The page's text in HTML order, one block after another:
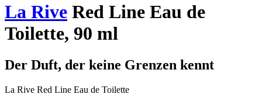
La Rive Red Line Eau de
Toilette, 90 ml
Der Duft, der keine Grenzen kennt
La Rive Red Line Eau de Toilette